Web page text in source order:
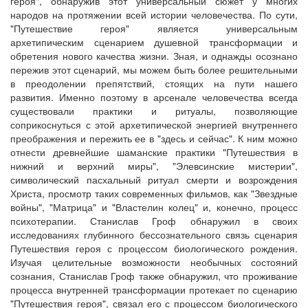
народов на протяжении всей истории человечества. По сути,
"Путешествие героя" является универсальным
архетипическим сценарием душевной трансформации и
обретения нового качества жизни. Зная, и однажды осознано
пережив этот сценарий, мы можем быть более решительными
в преодолении препятствий, стоящих на пути нашего
развития. Именно поэтому в арсенале человечества всегда
существовали практики и ритуалы, позволяющие
соприкоснуться с этой архетипической энергией внутреннего
преображения и пережить ее в "здесь и сейчас". К ним можно
отнести древнейшие шаманские практики "Путешествия в
нижний и верхний миры", "Элевсинские мистерии",
символический пасхальный ритуал смерти и возрождения
Христа, просмотр таких современных фильмов, как "Звездные
войны", "Матрица" и "Властелин колец" и, конечно, процесс
психотерапии. Станислав Гроф обнаружил в своих
исследованиях глубинного бессознательного связь сценария
Путешествия героя с процессом биологического рождения.
Изучая целительные возможности необычных состояний
сознания, Станислав Гроф также обнаружил, что проживание
процесса внутренней трансформации протекает по сценарию
"Путешествия героя", связал его с процессом биологического